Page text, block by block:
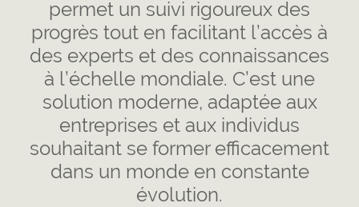
permet un suivi rigoureux des
progrès tout en facilitant l’accès à
des experts et des connaissances
à l’échelle mondiale. C’est une
solution moderne, adaptée aux
entreprises et aux individus
souhaitant se former efficacement
dans un monde en constante
évolution.